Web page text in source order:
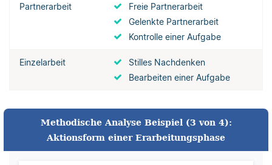
Partnerarbeit
Freie Partnerarbeit
Gelenkte Partnerarbeit
Kontrolle einer Aufgabe
Einzelarbeit
Stilles Nachdenken
Bearbeiten einer Aufgabe
Methodische Analyse Beispiel (3 von 4):
Aktionsform einer Erarbeitungsphase